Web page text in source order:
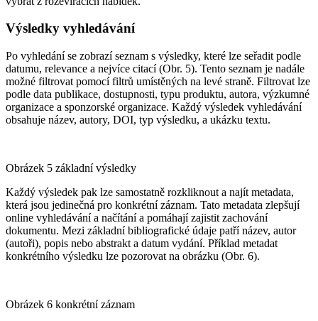
Výsledky vyhledávání
Po vyhledání se zobrazí seznam s výsledky, které lze seřadit podle
datumu, relevance a nejvíce citací (Obr. 5). Tento seznam je nadále
možné filtrovat pomocí filtrů umístěných na levé straně. Filtrovat lze
podle data publikace, dostupnosti, typu produktu, autora, výzkumné
organizace a sponzorské organizace. Každý výsledek vyhledávání
obsahuje název, autory, DOI, typ výsledku, a ukázku textu.
Obrázek 5 základní výsledky
Každý výsledek pak lze samostatně rozkliknout a najít metadata,
která jsou jedinečná pro konkrétní záznam. Tato metadata zlepšují
online vyhledávání a načítání a pomáhají zajistit zachování
dokumentu. Mezi základní bibliografické údaje patří název, autor
(autoři), popis nebo abstrakt a datum vydání. Příklad metadat
konkrétního výsledku lze pozorovat na obrázku (Obr. 6).
Obrázek 6 konkrétní záznam